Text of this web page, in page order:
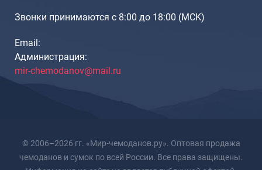
Кейсы и планшеты
Звонки принимаются с 8:00 до 18:00 (МCK)
Email:
Администрация:
mir-chemodanov@mail.ru
© 2006–2026 гг. «Мир-чемоданов.ру». Оптовая продажа
чемоданов и сумок по всей России. Все права защищены.